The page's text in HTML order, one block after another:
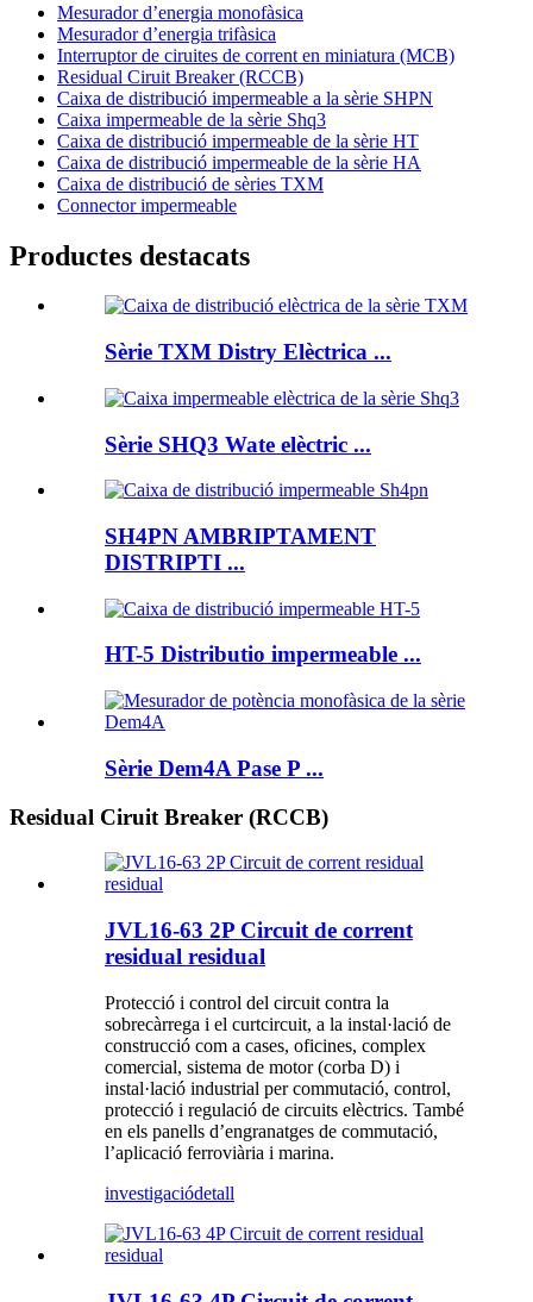
Mesurador d’energia monofàsica
Mesurador d’energia trifàsica
Interruptor de ciruites de corrent en miniatura (MCB)
Residual Ciruit Breaker (RCCB)
Caixa de distribució impermeable a la sèrie SHPN
Caixa impermeable de la sèrie Shq3
Caixa de distribució impermeable de la sèrie HT
Caixa de distribució impermeable de la sèrie HA
Caixa de distribució de sèries TXM
Connector impermeable
Productes destacats
Sèrie TXM Distry Elèctrica ...
Sèrie SHQ3 Wate elèctric ...
SH4PN AMBRIPTAMENT
DISTRIPTI ...
HT-5 Distributio impermeable ...
Sèrie Dem4A Pase P ...
Residual Ciruit Breaker (RCCB)
JVL16-63 2P Circuit de corrent
residual residual
Protecció i control del circuit contra la
sobrecàrrega i el curtcircuit, a la instal·lació de
construcció com a cases, oficines, complex
comercial, sistema de motor (corba D) i
instal·lació industrial per commutació, control,
protecció i regulació de circuits elèctrics. També
en els panells d’engranatges de commutació,
l’aplicació ferroviària i marina.
investigaciódetall